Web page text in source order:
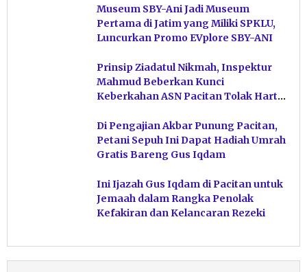
Museum SBY-Ani Jadi Museum
Pertama di Jatim yang Miliki SPKLU,
Luncurkan Promo EVplore SBY-ANI
Prinsip Ziadatul Nikmah, Inspektur
Mahmud Beberkan Kunci
Keberkahan ASN Pacitan Tolak Harta
Di Pengajian Akbar Punung Pacitan,
Petani Sepuh Ini Dapat Hadiah Umrah
Gratis Bareng Gus Iqdam
Ini Ijazah Gus Iqdam di Pacitan untuk
Jemaah dalam Rangka Penolak
Kefakiran dan Kelancaran Rezeki